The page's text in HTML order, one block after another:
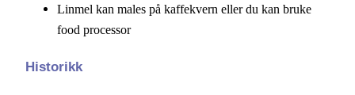
Linmel kan males på kaffekvern eller du kan bruke
food processor
Historikk